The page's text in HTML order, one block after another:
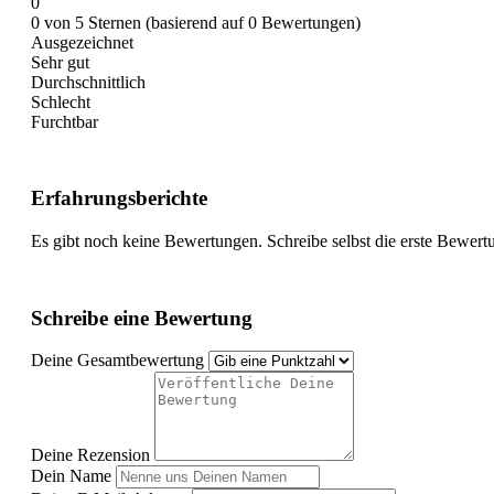
0 von 5 Sternen (basierend auf 0 Bewertungen)
Ausgezeichnet
Sehr gut
Durchschnittlich
Schlecht
Furchtbar
Erfahrungsberichte
Es gibt noch keine Bewertungen. Schreibe selbst die erste
Schreibe eine Bewertung
Deine Gesamtbewertung
Deine Rezension
Dein Name